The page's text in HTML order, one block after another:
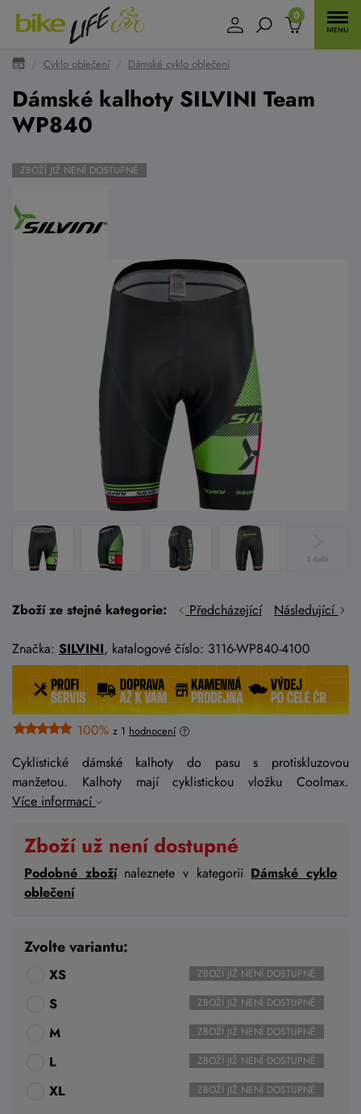
0
Cyklo oblečení Dámské cyklo oblečení
Dámské kalhoty SILVINI Team
WP840
ZBOŽÍ JIŽ NENÍ DOSTUPNÉ
3 další
Zboží ze stejné kategorie: Předcházející Následující
Značka: SILVINI, katalogové číslo: 3116-WP840-4100
100% z 1 hodnocení
Cyklistické dámské kalhoty do pasu s protiskluzovou
manžetou. Kalhoty mají cyklistickou vložku Coolmax.
Více informací
Zboží už není dostupné
Podobné zbožínaleznete v kategorii Dámské cyklo
oblečení
Zvolte variantu:
XS ZBOŽÍ JIŽ NENÍ DOSTUPNÉ
S ZBOŽÍ JIŽ NENÍ DOSTUPNÉ
M ZBOŽÍ JIŽ NENÍ DOSTUPNÉ
L ZBOŽÍ JIŽ NENÍ DOSTUPNÉ
XL ZBOŽÍ JIŽ NENÍ DOSTUPNÉ